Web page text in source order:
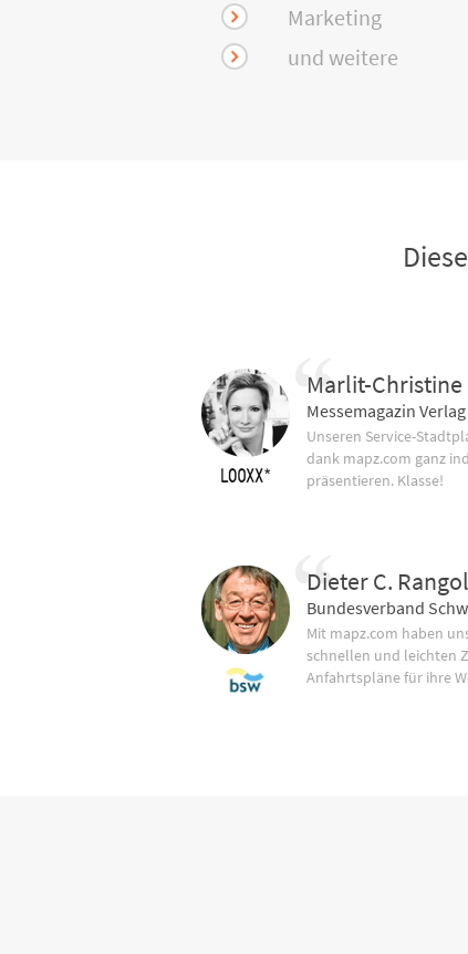
Marketing
und weitere
Marlit-
Messemagazin Verlag
Unseren Service-
dank mapz.com ganz
präsentieren. Klasse!
Dieter C. Rangol
Bundesverband
Mit mapz.com haben
schnellen und leichten
Anfahrtspläne für ihre